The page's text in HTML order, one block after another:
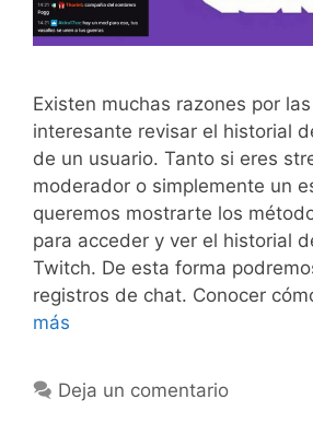
Existen muchas razones por
interesante revisar el historial
de un usuario. Tanto si eres
moderador o simplemente un
queremos mostrarte los
para acceder y ver el historial
Twitch. De esta forma
registros de chat. Conocer
más
Deja un comentario